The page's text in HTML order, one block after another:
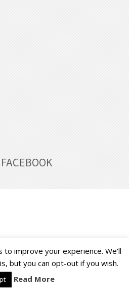
Back to Top ↑
to improve your experience. We'll
but you can opt-out if you wish.
Read More
English ( Anglais)